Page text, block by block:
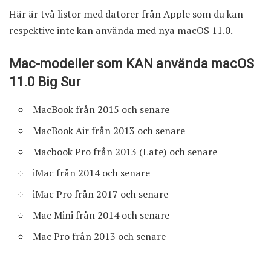
Här är två listor med datorer från Apple som du kan
respektive inte kan använda med nya macOS 11.0.
Mac-modeller som KAN använda macOS
11.0 Big Sur
MacBook från 2015 och senare
MacBook Air från 2013 och senare
Macbook Pro från 2013 (Late) och senare
iMac från 2014 och senare
iMac Pro från 2017 och senare
Mac Mini från 2014 och senare
Mac Pro från 2013 och senare